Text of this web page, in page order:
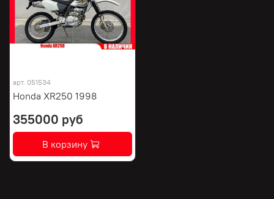
арт. 051534
Honda XR250 1998
355000 руб
В корзину